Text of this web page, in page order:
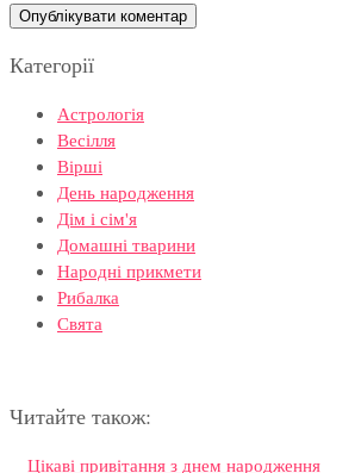
Категорії
Астрологія
Весілля
Вірші
День народження
Дім і сім'я
Домашні тварини
Народні прикмети
Рибалка
Свята
Читайте також:
Цікаві привітання з днем народження